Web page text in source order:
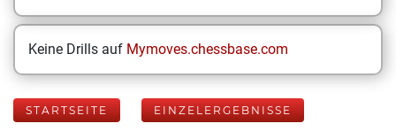
Keine Drills auf Mymoves.chessbase.com
STARTSEITE EINZELERGEBNISSE